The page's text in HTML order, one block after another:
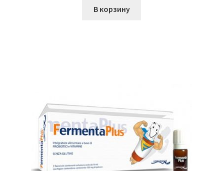
В корзину